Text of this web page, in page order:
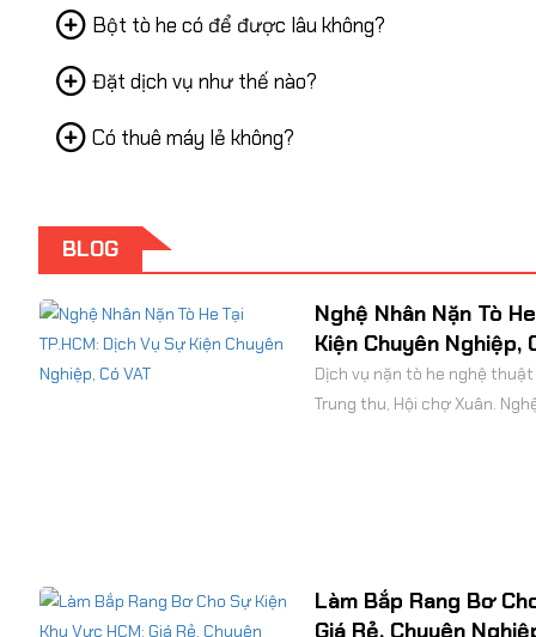
Bột tò he có để được lâu không?
Đặt dịch vụ như thế nào?
Có thuê máy lẻ không?
BLOG
Kẹo Bông Gòn Tạo
Dịch vụ kẹo bông gòn tạo
Nghệ Nhân Nặn Tò
Kiện Chuyên Nghiệp,
Dịch vụ nặn tò he nghệ thuật
Trung thu, Hội chợ Xuân.
Làm Bắp Rang Bơ
Giá Rẻ, Chuyên